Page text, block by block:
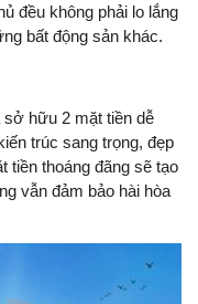
đều không phải lo lắng
bất động sản khác.
hữu 2 mặt tiền dễ
trúc sang trọng, đẹp
tiền thoáng đãng sẽ tạo
vẫn đảm bảo hài hòa